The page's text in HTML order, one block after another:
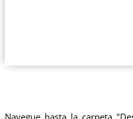
Navegue hasta la carpeta